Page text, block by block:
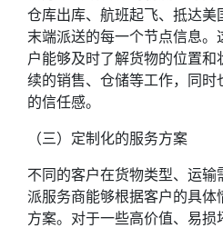
仓库出库、航班起飞、抵达美
末端派送的每一个节点信息
户能够及时了解货物的位置
续的销售、仓储等工作，同
的信任感。
（三）定制化的服务方案
不同的客户在货物类型、运
派服务商能够根据客户的具
方案。对于一些高价值、易